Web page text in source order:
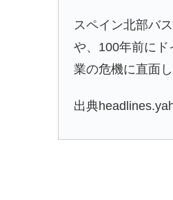
スペイン北部バ
や、100年前に
業の危機に直面し
出典